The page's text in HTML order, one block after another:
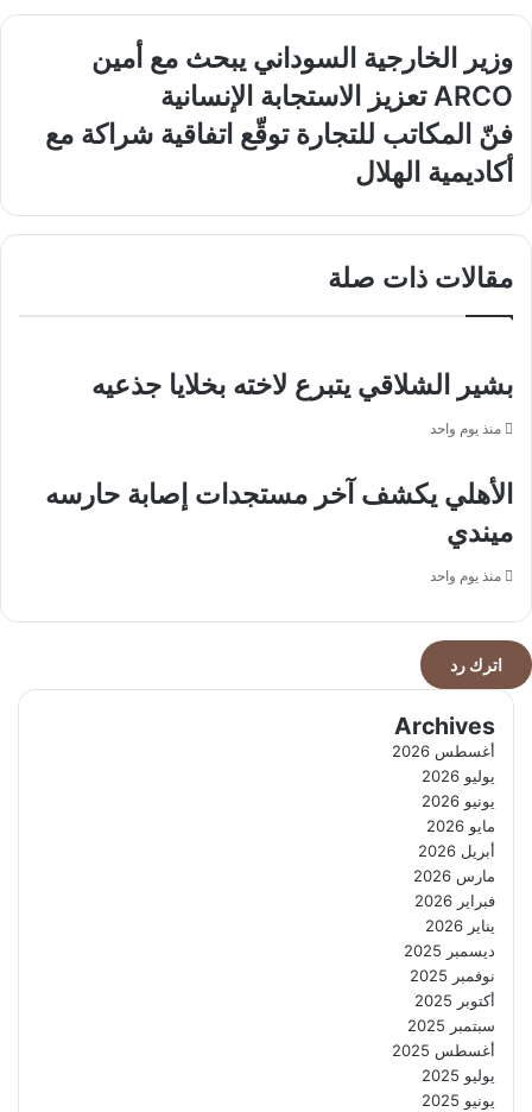
وزير
الخارجية
السوداني
يبحث
مع
أمين
الإنسانية
وزير الخارجية السوداني يبحث مع أمين
ARCO تعزيز الاستجابة الإنسانية
فنّ
المكاتب
للتجارة
مع
الهلال
فنّ المكاتب للتجارة توقّع اتفاقية شراكة مع
أكاديمية الهلال
مقالات ذات صلة
بشير الشلاقي يتبرع لاخته بخلايا جذعيه
منذ يوم واحد
الأهلي يكشف آخر مستجدات إصابة حارسه
ميندي
منذ يوم واحد
اترك رد
Archives
أغسطس 2026
يوليو 2026
يونيو 2026
مايو 2026
أبريل 2026
مارس 2026
فبراير 2026
يناير 2026
ديسمبر 2025
نوفمبر 2025
أكتوبر 2025
سبتمبر 2025
أغسطس 2025
يوليو 2025
يونيو 2025